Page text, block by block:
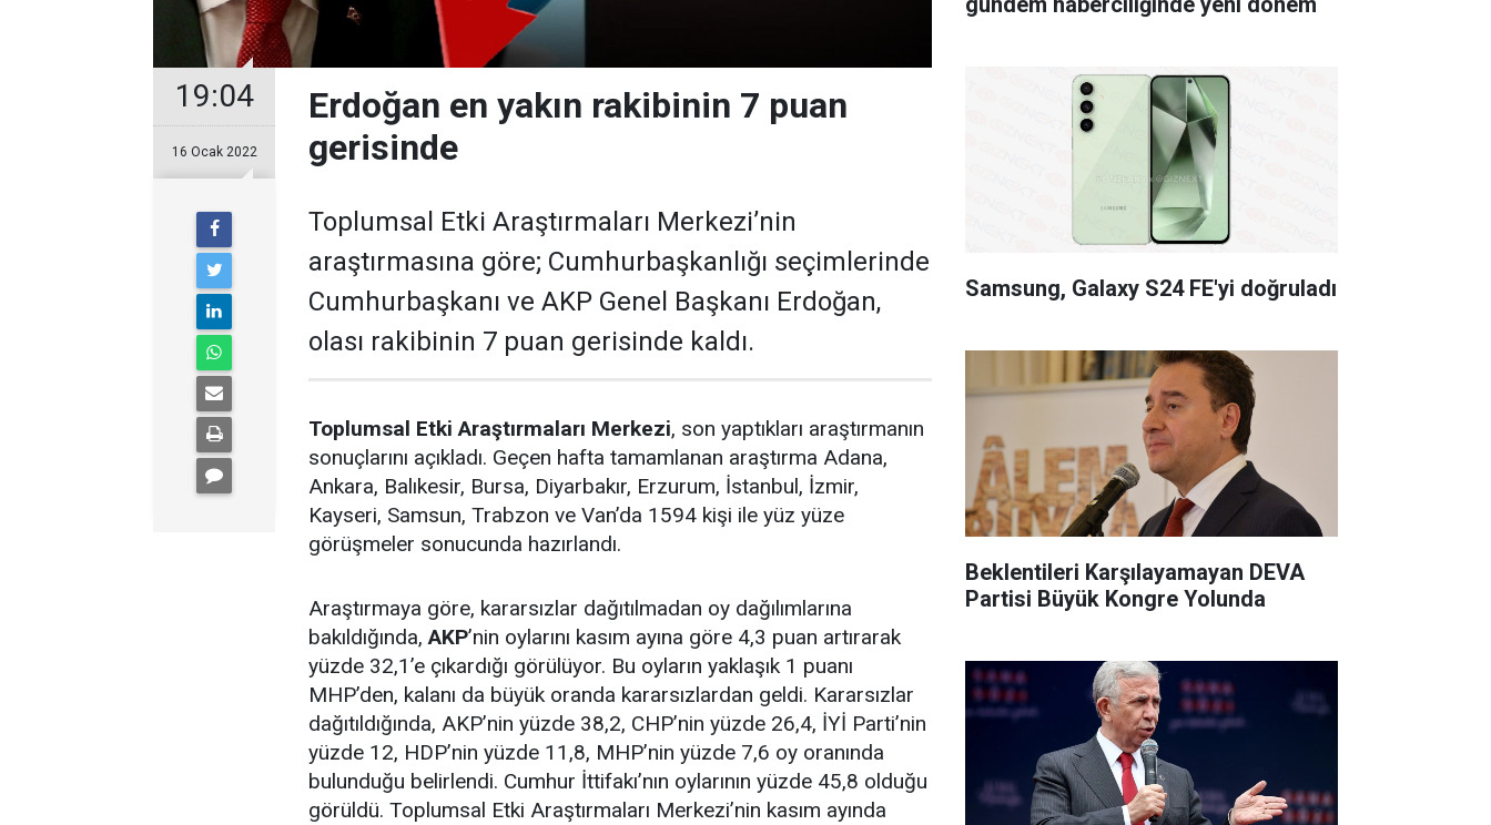
19:04
16 Ocak 2022
Erdoğan en yakın rakibinin 7 puan
gerisinde
Toplumsal Etki Araştırmaları Merkezi’nin
araştırmasına göre; Cumhurbaşkanlığı seçimlerinde
Cumhurbaşkanı ve AKP Genel Başkanı Erdoğan,
olası rakibinin 7 puan gerisinde kaldı.
Toplumsal Etki Araştırmaları Merkezi, son yaptıkları araştırmanın
sonuçlarını açıkladı. Geçen hafta tamamlanan araştırma Adana,
Ankara, Balıkesir, Bursa, Diyarbakır, Erzurum, İstanbul, İzmir,
Kayseri, Samsun, Trabzon ve Van’da 1594 kişi ile yüz yüze
görüşmeler sonucunda hazırlandı.
Araştırmaya göre, kararsızlar dağıtılmadan oy dağılımlarına
bakıldığında,AKP’nin oylarını kasım ayına göre 4,3 puan artırarak
yüzde 32,1’e çıkardığı görülüyor. Bu oyların yaklaşık 1 puanı
MHP’den, kalanı da büyük oranda kararsızlardan geldi. Kararsızlar
dağıtıldığında, AKP’nin yüzde 38,2, CHP’nin yüzde 26,4, İYİ Parti’nin
yüzde 12, HDP’nin yüzde 11,8, MHP’nin yüzde 7,6 oy oranında
bulunduğu belirlendi. Cumhur İttifakı’nın oylarının yüzde 45,8 olduğu
görüldü. Toplumsal Etki Araştırmaları Merkezi’nin kasım ayında
Samsung, Galaxy S24 FE'yi doğruladı
Beklentileri Karşılayamayan DEVA
Partisi Büyük Kongre Yolunda